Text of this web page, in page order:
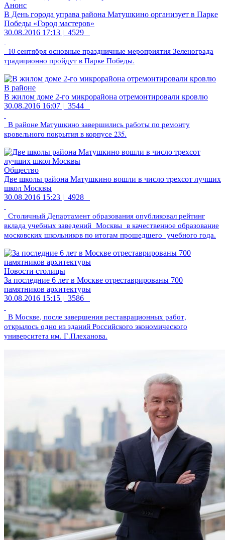
Анонс
В День города управа района Матушкино организует в Парке
Победы «Город мастеров»
30.08.2016 17:13 | 4529
10 сентября основные праздничные мероприятия Зеленограда
традиционно пройдут в Парке Победы.
В районе
В жилом доме 2-го микрорайона отремонтировали кровлю
30.08.2016 16:07 | 3544
В районе Матушкино завершились работы по ремонту
кровельного покрытия в корпусе 235.
Общество
Две школы района Матушкино вошли в число трехсот лучших
школ Москвы
30.08.2016 15:23 | 4928
Столичный Департамент образования опубликовал рейтинг
вклада учебных заведений Москвы в качественное образование
московских школьников по итогам прошедшего учебного года.
Новости столицы
За последние 6 лет в Москве отреставрированы 700
памятников архитектуры
30.08.2016 15:15 | 3586
В Москве, после завершения реставрационных работ,
открылось одно из зданий Российского экономического
университета им. Г.Плеханова.